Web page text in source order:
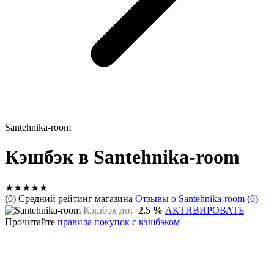
Santehnika-room
Кэшбэк в Santehnika-room
★★★★★
(0) Средний рейтинг магазина Отзывы о Santehnika-room (0)
Кэшбэк до: 2.5 % АКТИВИРОВАТЬ
Прочитайте правила покупок с кэшбэком